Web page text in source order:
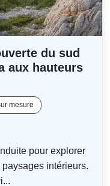
du sud
aux hauteurs
mesure
pour explorer
intérieurs.